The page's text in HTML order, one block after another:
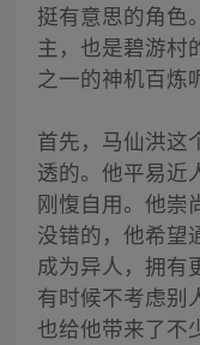
挺有意思的角色
主，也是碧游村
之一的神机百炼
首先，马仙洪这
透的。他平易近
刚愎自用。他崇
没错的，他希望
成为异人，拥有
有时候不考虑别
也给他带来了不